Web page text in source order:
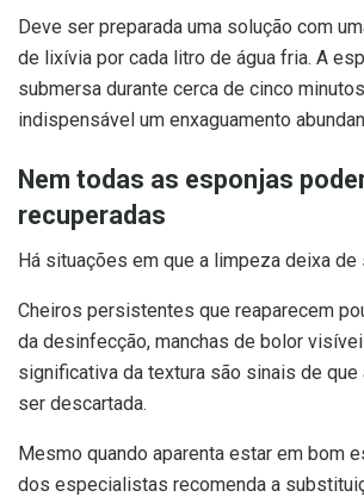
Deve ser preparada uma solução com
de lixívia por cada litro de água fria. A
submersa durante cerca de cinco
indispensável um enxaguamento
Nem todas as esponjas
recuperadas
Há situações em que a limpeza deixa
Cheiros persistentes que reaparecem
da desinfecção, manchas de bolor
significativa da textura são sinais de que
ser descartada.
Mesmo quando aparenta estar em bom
dos especialistas recomenda a